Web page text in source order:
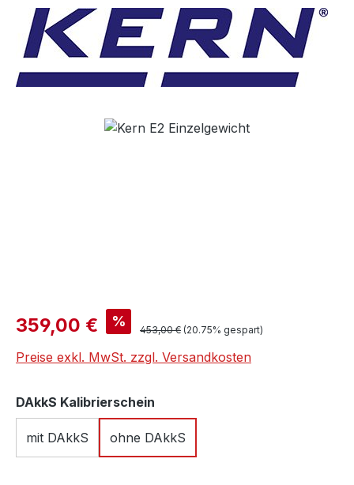
Bildergalerie überspringen
Verkaufspreis:
359,00 € % Regulärer Preis:
453,00 € (20.75% gespart)
Preise exkl. MwSt. zzgl. Versandkosten
DAkkS Kalibrierschein
mit DAkkS ohne DAkkS